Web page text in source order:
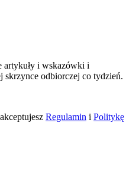
artykuły i wskazówki i
odbiorczej co tydzień.
Regulamin i Politykę